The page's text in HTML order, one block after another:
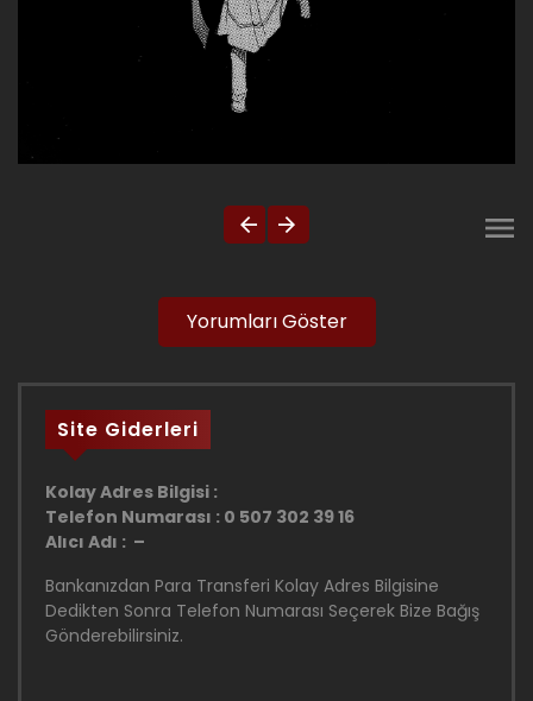
Yorumları Göster
Site Giderleri
Kolay Adres Bilgisi :
Telefon Numarası : 0 507 302 39 16
Alıcı Adı : –
Bankanızdan Para Transferi Kolay Adres Bilgisine
Dedikten Sonra Telefon Numarası Seçerek Bize Bağış
Gönderebilirsiniz.